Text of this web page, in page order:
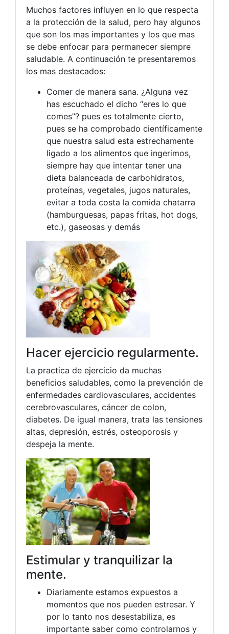
Muchos factores influyen en lo que respecta
a la protección de la salud, pero hay algunos
que son los mas importantes y los que mas
se debe enfocar para permanecer siempre
saludable. A continuación te presentaremos
los mas destacados:
Comer de manera sana. ¿Alguna vez
has escuchado el dicho “eres lo que
comes”? pues es totalmente cierto,
pues se ha comprobado científicamente
que nuestra salud esta estrechamente
ligado a los alimentos que ingerimos,
siempre hay que intentar tener una
dieta balanceada de carbohidratos,
proteínas, vegetales, jugos naturales,
evitar a toda costa la comida chatarra
(hamburguesas, papas fritas, hot dogs,
etc.), gaseosas y demás
Hacer ejercicio regularmente.
La practica de ejercicio da muchas
beneficios saludables, como la prevención de
enfermedades cardiovasculares, accidentes
cerebrovasculares, cáncer de colon,
diabetes. De igual manera, trata las tensiones
altas, depresión, estrés, osteoporosis y
despeja la mente.
Estimular y tranquilizar la
mente.
Diariamente estamos expuestos a
momentos que nos pueden estresar. Y
por lo tanto nos desestabiliza, es
importante saber como controlarnos y